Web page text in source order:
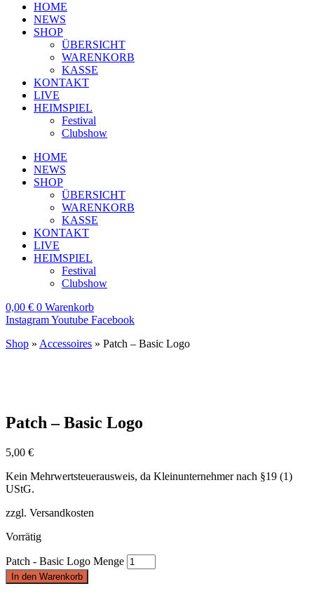
HOME
NEWS
SHOP
ÜBERSICHT
WARENKORB
KASSE
KONTAKT
LIVE
HEIMSPIEL
Festival
Clubshow
HOME
NEWS
SHOP
ÜBERSICHT
WARENKORB
KASSE
KONTAKT
LIVE
HEIMSPIEL
Festival
Clubshow
0,00 € 0 Warenkorb
InstagramYoutube Facebook
Shop » Accessoires » Patch – Basic Logo
Patch – Basic Logo
5,00 €
Kein Mehrwertsteuerausweis, da Kleinunternehmer nach §19 (1)
UStG.
zzgl. Versandkosten
Vorrätig
Patch - Basic Logo Menge
In den Warenkorb